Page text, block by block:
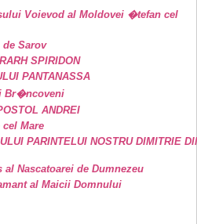
Voievod al Moldovei �tefan cel
Sarov
SPIRIDON
PANTANASSA
Br�ncoveni
ANDREI
Mare
PARINTELUI NOSTRU DIMITRIE
Nascatoarei de Dumnezeu
al Maicii Domnului